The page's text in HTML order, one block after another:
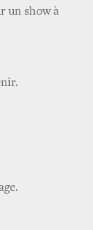
un show à